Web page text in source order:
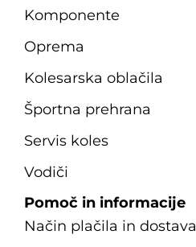
Komponente
Oprema
Kolesarska oblačila
Športna prehrana
Servis koles
Vodiči
Pomoč in informacije
Način plačila in dostava